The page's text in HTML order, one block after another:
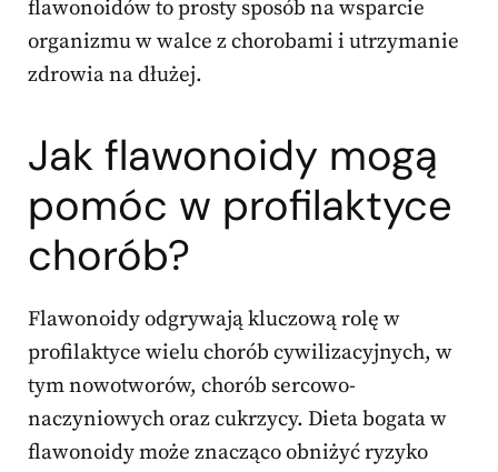
flawonoidów to prosty sposób na wsparcie
organizmu w walce z chorobami i utrzymanie
zdrowia na dłużej.
Jak flawonoidy mogą
pomóc w profilaktyce
chorób?
Flawonoidy odgrywają kluczową rolę w
profilaktyce wielu chorób cywilizacyjnych, w
tym nowotworów, chorób sercowo-
naczyniowych oraz cukrzycy. Dieta bogata w
flawonoidy może znacząco obniżyć ryzyko